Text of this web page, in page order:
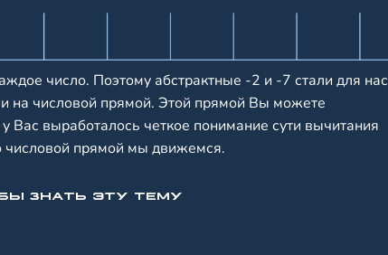
число. Поэтому абстрактные -2 и -7 стали для нас
на числовой прямой. Этой прямой Вы можете
Вас выработалось четкое понимание сути вычитания
числовой прямой мы движемся.
ЗНАТЬ ЭТУ ТЕМУ